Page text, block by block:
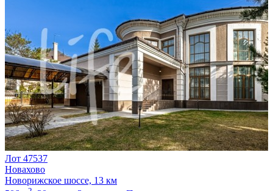
Лот 47537
Новахово
Новорижское шоссе, 13 км